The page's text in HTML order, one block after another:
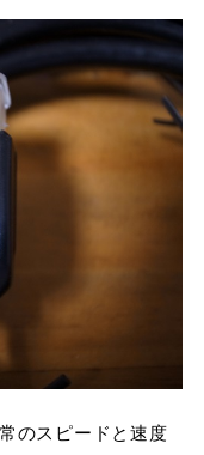
のスピードと速度